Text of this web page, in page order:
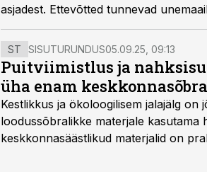
asjadest. Ettevõtted tunnevad
ST SISUTURUNDUS05.09.25, 09:13
Puitviimistlus ja
üha enam
Kestlikkus ja ökoloogilisem jalajälg
loodussõbralikke materjale kasutama
keskkonnasäästlikud materjalid on